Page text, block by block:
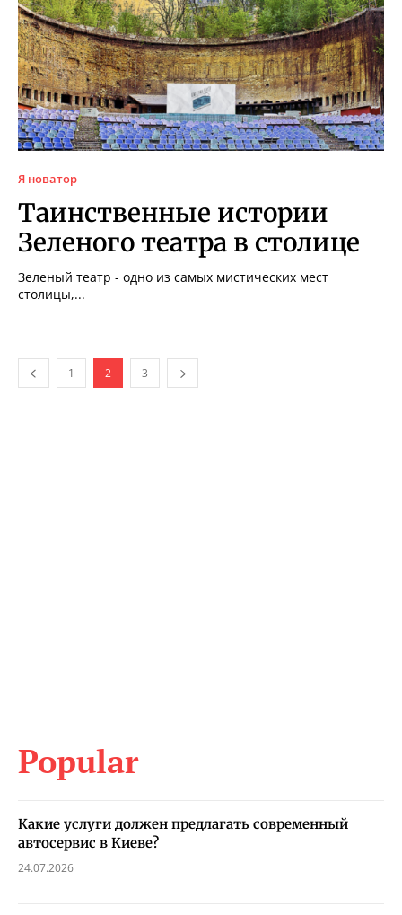
Я новатор
Таинственные истории
Зеленого театра в столице
Зеленый театр - одно из самых мистических мест
столицы,...
1 2 3
Popular
Какие услуги должен предлагать современный
автосервис в Киеве?
24.07.2026